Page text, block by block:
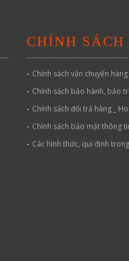
CHÍNH SÁCH
- Chính sách vận chuyển
- Chính sách bảo hành, bảo trì
- Chính sách đổi trả hàng _
- Chính sách bảo mật thông
- Các hình thức, qui định